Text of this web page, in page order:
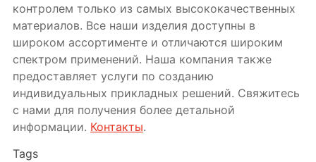
контролем только из самых высококачественных
материалов. Все наши изделия доступны в
широком ассортименте и отличаются широким
спектром применений. Наша компания также
предоставляет услуги по созданию
индивидуальных прикладных решений. Свяжитесь
с нами для получения более детальной
информации. Контакты.
Tags